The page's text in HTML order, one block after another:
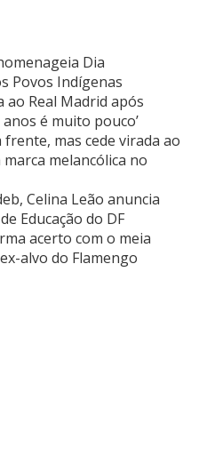
Dia
Povos Indígenas
ao Real Madrid após
anos é muito pouco’
frente, mas cede virada ao
melancólica no
Celina Leão anuncia
Educação do DF
acerto com o meia
alvo do Flamengo